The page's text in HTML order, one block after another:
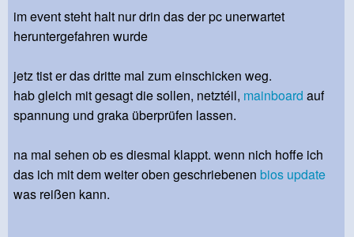
im event steht halt nur drin das der pc unerwartet
heruntergefahren wurde
jetz tist er das dritte mal zum einschicken weg.
hab gleich mit gesagt die sollen, netztéil, mainboard auf
spannung und graka überprüfen lassen.
na mal sehen ob es diesmal klappt. wenn nich hoffe ich
das ich mit dem weiter oben geschriebenen bios update
was reißen kann.